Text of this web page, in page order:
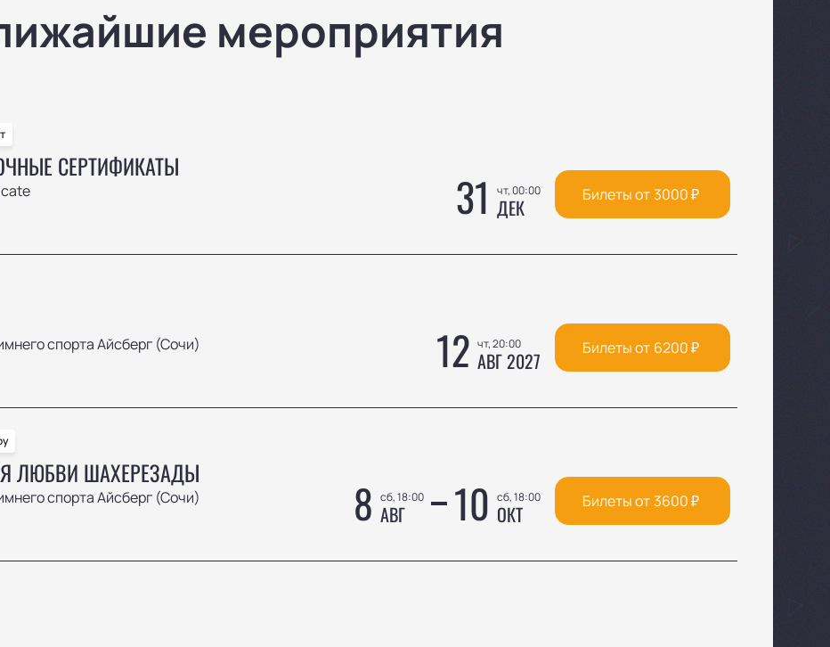
мероприятия
СЕРТИФИКАТЫ
31 чт, 00:00
ДЕК Билеты от 3000₽
спорта Айсберг (Сочи) 12 чт, 20:00
АВГ 2027 Билеты от 6200₽
ЛЮБВИ ШАХЕРЕЗАДЫ
спорта Айсберг (Сочи) 8 сб, 18:00
АВГ 10 сб, 18:00
ОКТ Билеты от 3600₽